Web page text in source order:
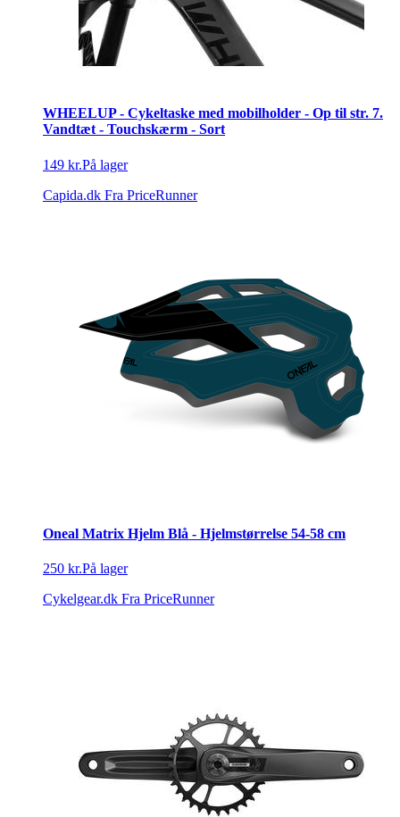
WHEELUP - Cykeltaske med mobilholder - Op til str. 7.
Vandtæt - Touchskærm - Sort
149 kr.På lager
Capida.dk Fra PriceRunner
Oneal Matrix Hjelm Blå - Hjelmstørrelse 54-58 cm
250 kr.På lager
Cykelgear.dk Fra PriceRunner